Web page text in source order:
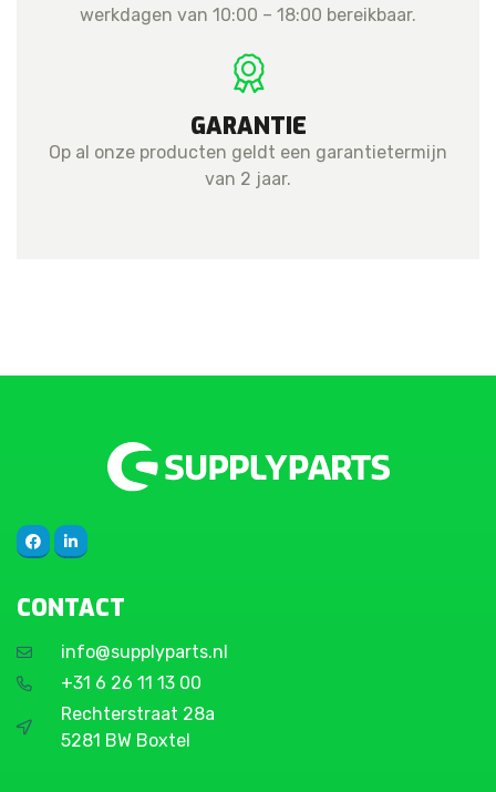
werkdagen van 10:00 – 18:00 bereikbaar.
GARANTIE
Op al onze producten geldt een garantietermijn
van 2 jaar.
CONTACT
info@supplyparts.nl
+31 6 26 11 13 00
Rechterstraat 28a
5281 BW Boxtel